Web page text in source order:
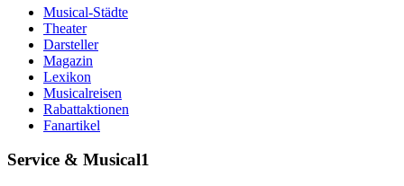
Musical-Städte
Theater
Darsteller
Magazin
Lexikon
Musicalreisen
Rabattaktionen
Fanartikel
Service & Musical1